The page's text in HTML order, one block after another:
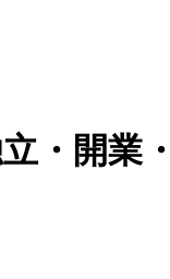
・開業